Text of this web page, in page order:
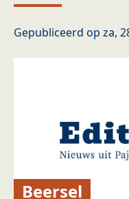
Gepubliceerd op za,
Beersel